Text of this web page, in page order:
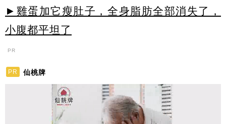
►雞蛋加它瘦肚子，全身脂肪全部消失了，
小腹都平坦了
PR
PR 仙桃牌